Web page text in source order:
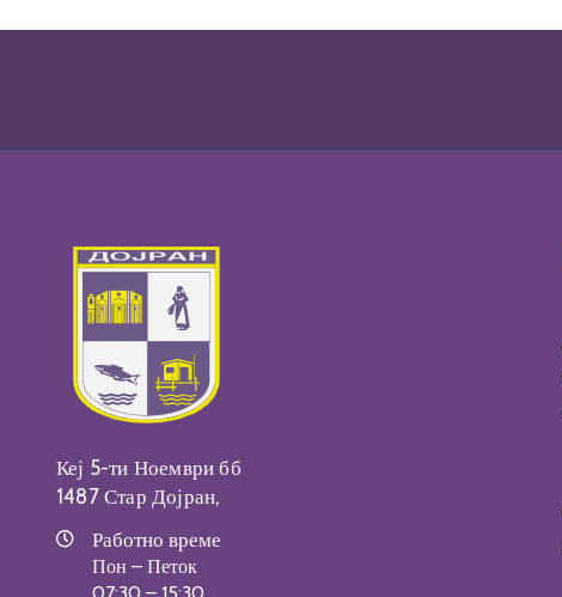
Кеј 5-ти Ноември бб
1487 Стар Дојран,
Работно време
Пон – Петок